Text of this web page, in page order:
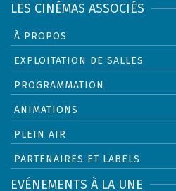
LES CINÉMAS ASSOCIÉS
À PROPOS
EXPLOITATION DE SALLES
PROGRAMMATION
ANIMATIONS
PLEIN AIR
PARTENAIRES ET LABELS
EVÉNEMENTS À LA UNE